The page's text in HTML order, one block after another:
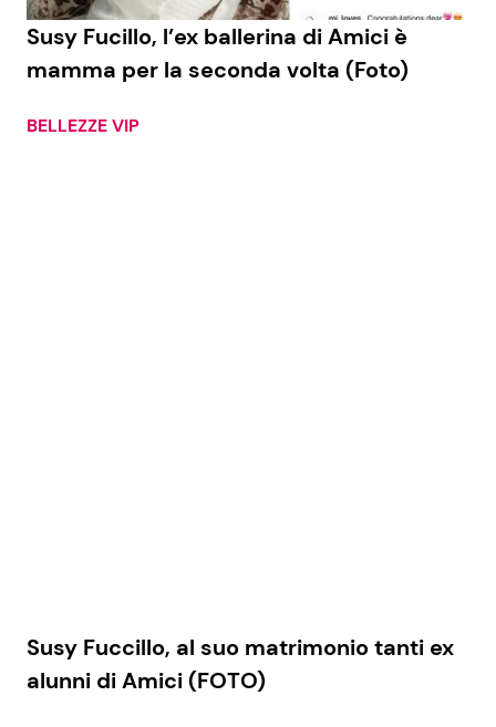
Susy Fucillo, l’ex ballerina di Amici è
mamma per la seconda volta (Foto)
BELLEZZE VIP
Susy Fuccillo, al suo matrimonio tanti ex
alunni di Amici (FOTO)